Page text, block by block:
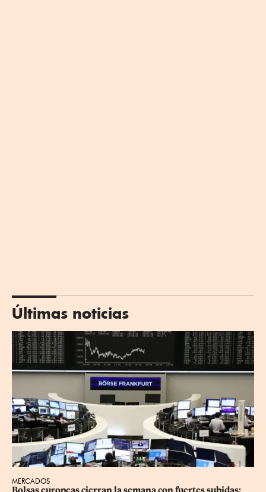
Últimas noticias
MERCADOS